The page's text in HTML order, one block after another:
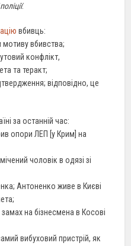
:
вбивць:
мотиву вбивства;
конфлікт,
та теракт;
відповідно, це
за останній час:
опори ЛЕП [у Крим] на
чоловік в одязі зі
Антоненко живе в Києві
на бізнесмена в Косові
вибуховий пристрій, як